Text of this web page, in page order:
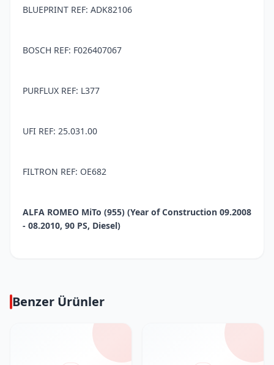
BLUEPRINT REF: ADK82106
BOSCH REF: F026407067
PURFLUX REF: L377
UFI REF: 25.031.00
FILTRON REF: OE682
ALFA ROMEO MiTo (955) (Year of Construction 09.2008
- 08.2010, 90 PS, Diesel)
Benzer Ürünler